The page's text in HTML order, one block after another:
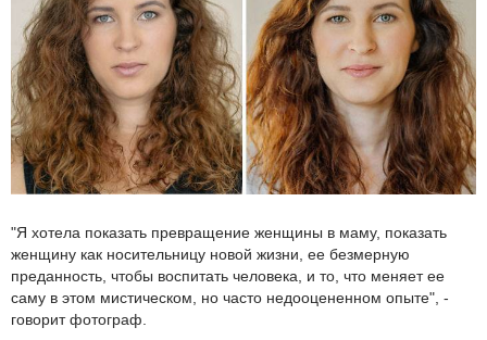
"Я хотела показать превращение женщины в маму, показать
женщину как носительницу новой жизни, ее безмерную
преданность, чтобы воспитать человека, и то, что меняет ее
саму в этом мистическом, но часто недооцененном опыте", -
говорит фотограф.